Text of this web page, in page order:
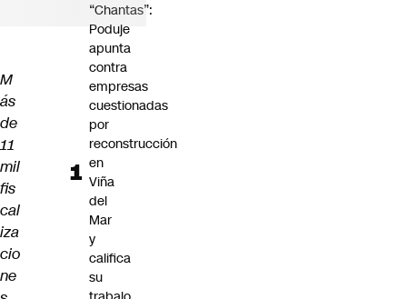
M
ás
de
11
mil
fis
cal
iza
cio
ne
“Chantas”:
Poduje
apunta
contra
empresas
cuestionadas
por
reconstrucción
en
Viña
del
Mar
y
califica
su